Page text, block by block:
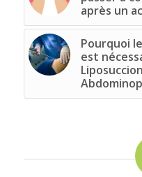
après un
Pourquoi
est